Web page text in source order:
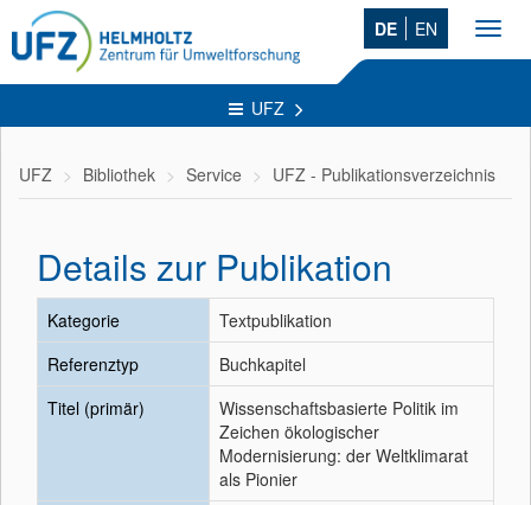
DE EN
UFZ
UFZ Bibliothek Service UFZ - Publikationsverzeichnis
Details zur Publikation
Kategorie
Textpublikation
Referenztyp
Buchkapitel
Titel (primär)
Wissenschaftsbasierte Politik im
Zeichen ökologischer
Modernisierung: der Weltklimarat
als Pionier